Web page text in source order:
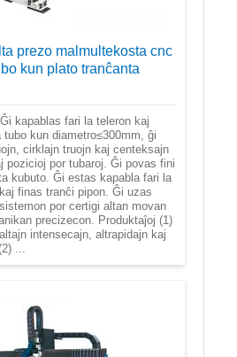
prezo malmultekosta cnc
kun plato tranĉanta
kapablas fari la teleron kaj
kun diametro≤300mm, ĝi
cirklajn truojn kaj centeksajn
pozicioj por tubaroj. Ĝi povas fini
kubuto. Ĝi estas kapabla fari la
finas tranĉi pipon. Ĝi uzas
por certigi altan movan
precizecon. Produktaĵoj (1)
intensecajn, altrapidajn kaj
...